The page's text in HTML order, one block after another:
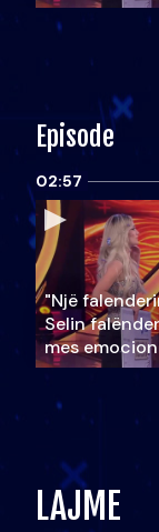
Episode
02:57
"Një
Selin
mes
LAJME